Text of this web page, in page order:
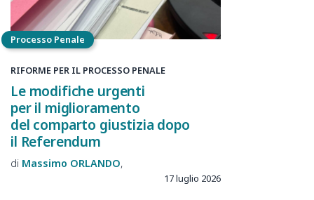
Processo Penale
RIFORME PER IL PROCESSO PENALE
Le modifiche urgenti
per il miglioramento
del comparto giustizia dopo
il Referendum
Massimo ORLANDO
17 luglio 2026